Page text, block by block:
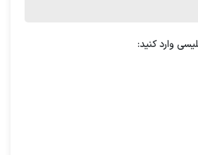
یا کسی باید باعث شود که
اما به طور ذاتی باور نداریم
که ما را ناکافی نشان دهد و
وارد کنید: